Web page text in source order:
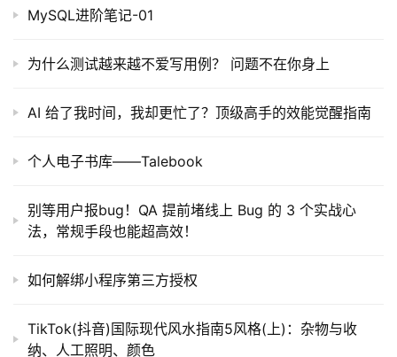
MySQL进阶笔记-01
为什么测试越来越不爱写用例？ 问题不在你身上
AI 给了我时间，我却更忙了？顶级高手的效能觉醒指南
个人电子书库——Talebook
别等用户报bug！QA 提前堵线上 Bug 的 3 个实战心
法，常规手段也能超高效！
如何解绑小程序第三方授权
TikTok(抖音)国际现代风水指南5风格(上)：杂物与收
纳、人工照明、颜色